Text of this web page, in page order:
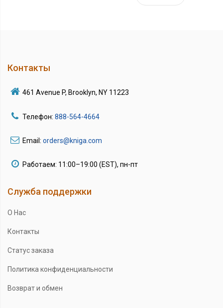
Контакты
461 Avenue P, Brooklyn, NY 11223
Телефон: 888-564-4664
Email: orders@kniga.com
Работаем: 11:00–19:00 (EST), пн-пт
Служба поддержки
О Нас
Контакты
Статус заказа
Политика конфиденциальности
Возврат и обмен